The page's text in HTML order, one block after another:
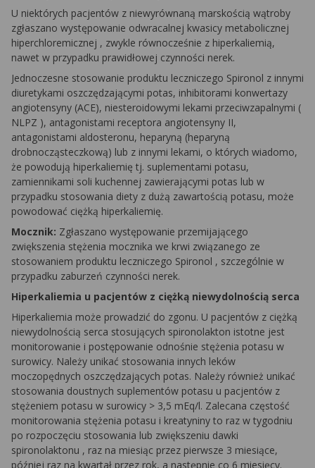
U niektórych pacjentów z niewyrównaną marskością wątroby
zgłaszano występowanie odwracalnej kwasicy metabolicznej
hiperchloremicznej , zwykle równocześnie z hiperkaliemią,
nawet w przypadku prawidłowej czynności nerek.
Jednoczesne stosowanie produktu leczniczego Spironol z innymi
diuretykami oszczędzającymi potas, inhibitorami konwertazy
angiotensyny (ACE), niesteroidowymi lekami przeciwzapalnymi (
NLPZ ), antagonistami receptora angiotensyny II,
antagonistami aldosteronu, heparyną (heparyną
drobnocząsteczkową) lub z innymi lekami, o których wiadomo,
że powodują hiperkaliemię tj. suplementami potasu,
zamiennikami soli kuchennej zawierającymi potas lub w
przypadku stosowania diety z dużą zawartością potasu, może
powodować ciężką hiperkaliemię.
Mocznik: Zgłaszano występowanie przemijającego
zwiększenia stężenia mocznika we krwi związanego ze
stosowaniem produktu leczniczego Spironol , szczególnie w
przypadku zaburzeń czynności nerek.
Hiperkaliemia u pacjentów z ciężką niewydolnością serca
Hiperkaliemia może prowadzić do zgonu. U pacjentów z ciężką
niewydolnością serca stosujących spironolakton istotne jest
monitorowanie i postępowanie odnośnie stężenia potasu w
surowicy. Należy unikać stosowania innych leków
moczopędnych oszczędzających potas. Należy również unikać
stosowania doustnych suplementów potasu u pacjentów z
stężeniem potasu w surowicy > 3,5 mEq/l. Zalecana częstość
monitorowania stężenia potasu i kreatyniny to raz w tygodniu
po rozpoczęciu stosowania lub zwiększeniu dawki
spironolaktonu , raz na miesiąc przez pierwsze 3 miesiące,
później raz na kwartał przez rok, a następnie co 6 miesięcy.